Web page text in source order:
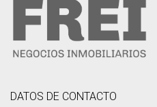
DATOS DE CONTACTO